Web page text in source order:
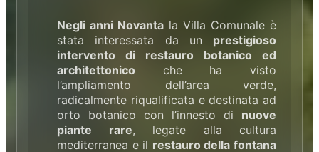
Negli anni Novanta la Villa Comunale è
stata interessata da un prestigioso
intervento di restauro botanico ed
architettonico che ha visto
l’ampliamento dell’area verde,
radicalmente riqualificata e destinata ad
orto botanico con l’innesto di nuove
piante rare, legate alla cultura
mediterranea e il restauro della fontana